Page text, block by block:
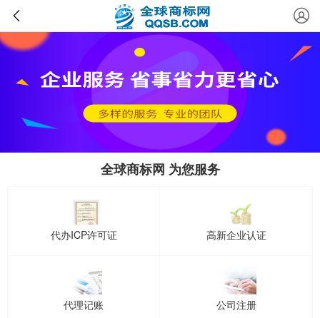
全球商标网 为您服务
代办ICP许可证 高新企业认证
代理记账 公司注册